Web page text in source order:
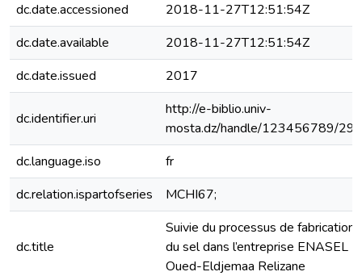
dc.date.accessioned
2018-11-27T12:51:54Z
dc.date.available
2018-11-27T12:51:54Z
dc.date.issued
2017
dc.identifier.uri
http://e-biblio.univ-
mosta.dz/handle/123456789/
dc.language.iso
fr
dc.relation.ispartofseries
MCHI67;
dc.title
Suivie du processus de fabrication
du sel dans l’entreprise ENASEL
Oued-Eldjemaa Relizane